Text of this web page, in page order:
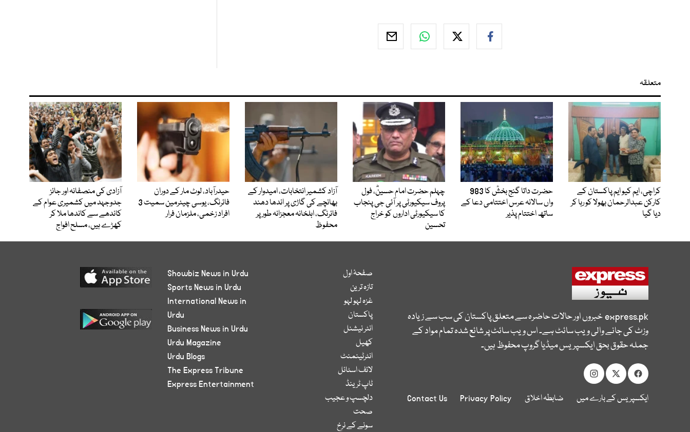
متعلقہ
کراچی، ایم کیو ایم پاکستان کے
کارکن عبدالرحمان بھولا کو رہا کر
دیا گیا
حضرت داتا گنج بخشؒ کا 983
واں سالانہ عرس اختتامی دعا کے
ساتھ اختتام پذیر
چہلم حضرت امام حسینؓ، فول
پروف سیکیورٹی پر آئی جی پنجاب
کا سیکیورٹی اداروں کو خراج
تحسین
آزاد کشمیر انتخابات، امیدوار کے
بھانچے کی گاڑی پر اندھا دھند
فائرنگ، اہلخانہ معجزانہ طور پر
محفوظ
حیدرآباد، لوٹ مار کے دوران
فائرنگ، یوسی چیئرمین سمیت 3
افراد زخمی، ملزمان فرار
آزادی کی منصفانہ اور جائز
جدوجہد میں کشمیری عوام کے
کاندھے سے کاندھا ملا کر
کھڑے ہیں، مسلح افواج
express.pkخبروں اور حالات حاضرہ سے متعلق پاکستان کی سب سے زیادہ
وزٹ کی جانے والی ویب سائٹ ہے۔ اس ویب سائٹ پر شائع شدہ تمام مواد کے
جملہ حقوق بحق ایکسپریس میڈیا گروپ محفوظ ہیں۔
ایکسپریس کے بارے میں ضابطہ اخلاق Privacy Policy
Contact Us
صفحۂ اول
تازہ ترین
غزہ لہو لہو
پاکستان
انٹر نیشنل
کھیل
انٹرٹینمنٹ
لائف اسٹائل
ٹاپ ٹرینڈ
دلچسپ و عجیب
صحت
سونے کے نرخ
Showbiz News in Urdu
Sports News in Urdu
International News in
Urdu
Business News in Urdu
Urdu Magazine
Urdu Blogs
The Express Tribune
Express Entertainment